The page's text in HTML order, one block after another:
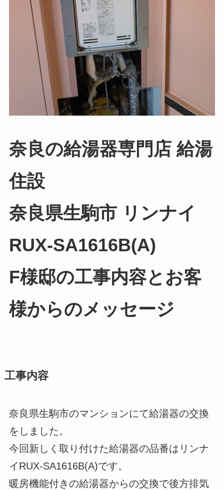
奈良の給湯器専門店 給湯
住設
奈良県生駒市 リンナイ
RUX-SA1616B(A)
F様邸の工事内容とお客
様からのメッセージ
工事内容
奈良県生駒市のマンションにて給湯器の交換
をしました。
今回新しく取り付けた給湯器の品番はリンナ
イRUX-SA1616B(A)です。
暖房機能付きの給湯器からの交換で後方排気